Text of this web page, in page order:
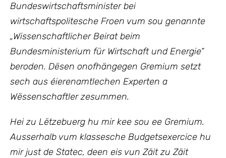
Bundeswirtschaftsminister bei
wirtschaftspolitesche Froen vum sou genannte
„Wissenschaftlicher Beirat beim
Bundesministerium für Wirtschaft und Energie“
beroden. Dësen onofhängegen Gremium setzt
sech aus éierenamtlechen Experten a
Wëssenschaftler zesummen.
Hei zu Lëtzebuerg hu mir kee sou ee Gremium.
Ausserhalb vum klassesche Budgetsexercice hu
mir just de Statec, deen eis vun Zäit zu Zäit